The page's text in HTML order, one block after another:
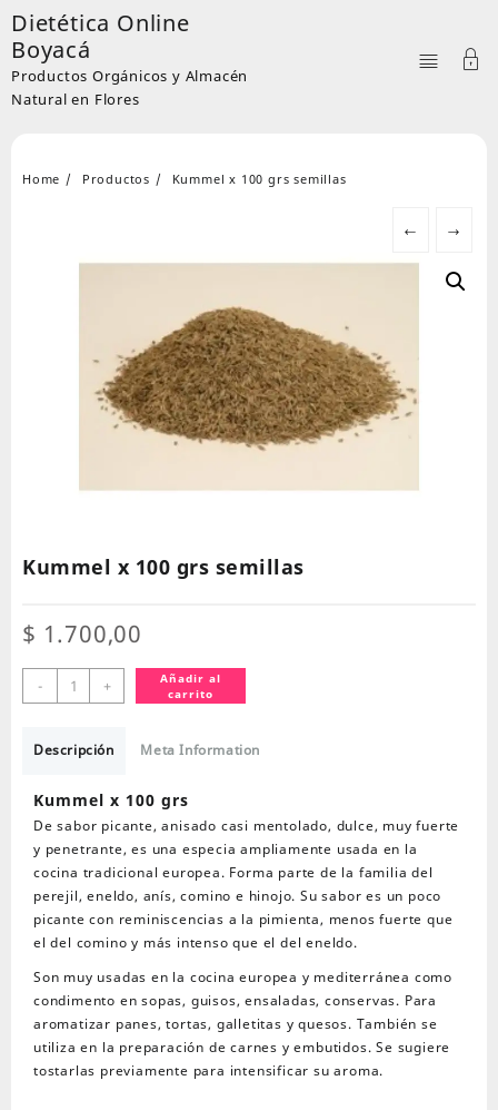
Skip
to
content
Dietética Online
Boyacá
Productos Orgánicos y Almacén
Natural en Flores
Home Productos Kummel x 100 grs semillas
← →
Kummel x 100 grs semillas
$ 1.700,00
-
Kummel
x
grs
cantidad
+
Añadir al
carrito
Descripción Meta Information
Kummel x 100 grs
De sabor picante, anisado casi mentolado, dulce, muy fuerte
y penetrante, es una especia ampliamente usada en la
cocina tradicional europea. Forma parte de la familia del
perejil, eneldo, anís, comino e hinojo. Su sabor es un poco
picante con reminiscencias a la pimienta, menos fuerte que
el del comino y más intenso que el del eneldo.
Son muy usadas en la cocina europea y mediterránea como
condimento en sopas, guisos, ensaladas, conservas. Para
aromatizar panes, tortas, galletitas y quesos. También se
utiliza en la preparación de carnes y embutidos. Se sugiere
tostarlas previamente para intensificar su aroma.